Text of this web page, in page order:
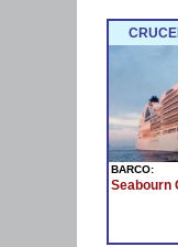
BARCO:
Seabourn